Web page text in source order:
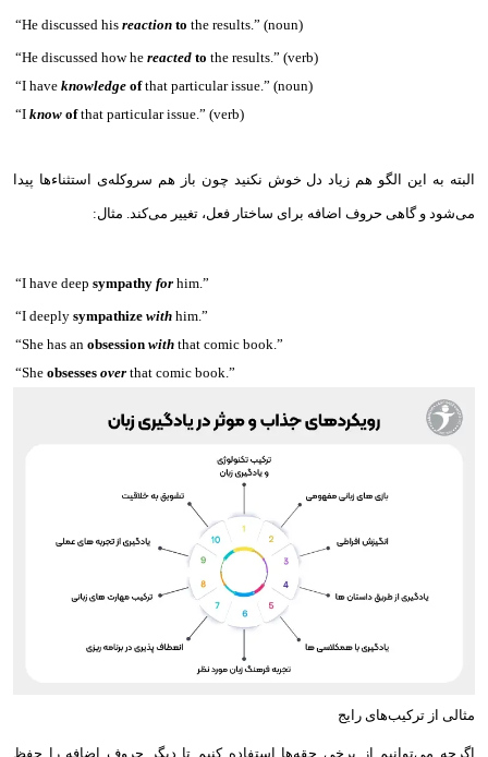
“He discussed his reaction to the results.” (noun)
“He discussed how he reacted to the results.” (verb)
“I have knowledge ofthat particular issue.” (noun)
“I know ofthat particular issue.” (verb)
البته به این الگو هم زیاد دل خوش نکنید چون باز هم سروکله‌ی استثناء‌ها پیدا
می‌شود و گاهی حروف اضافه برای ساختار فعل، تغییر می‌کند. مثال:‌
“I have deep sympathy for him.”
“I deeply sympathize with him.”
“She has an obsession with that comic book.”
“She obsesses over that comic book.”
مثالی از ترکیب‌های رایج
اگرچه می‌توانیم از برخی حقه‌ها استفاده کنیم تا دیگر حروف اضافه را حفظ